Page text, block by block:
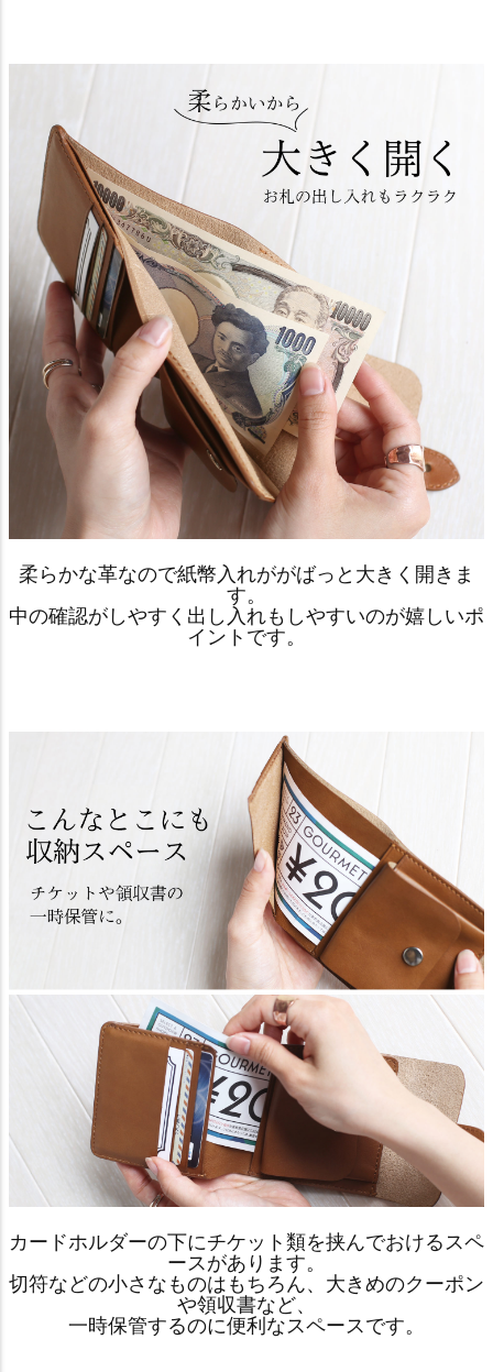
柔らかな革なので紙幣入れががばっと大きく開きま
す。
中の確認がしやすく出し入れもしやすいのが嬉しいポ
イントです。
カードホルダーの下にチケット類を挟んでおけるスペ
ースがあります。
切符などの小さなものはもちろん、大きめのクーポン
や領収書など、
一時保管するのに便利なスペースです。